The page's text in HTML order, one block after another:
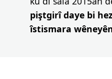
piştgirî daye bi
îstismara